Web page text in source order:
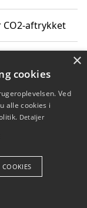
aftrykket
CO2-udslip
×
cookies
Ved
alle cookies i
Detaljer